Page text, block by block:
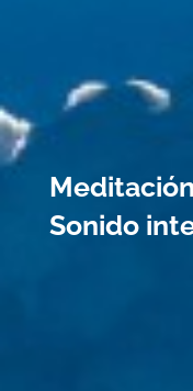
Sonido